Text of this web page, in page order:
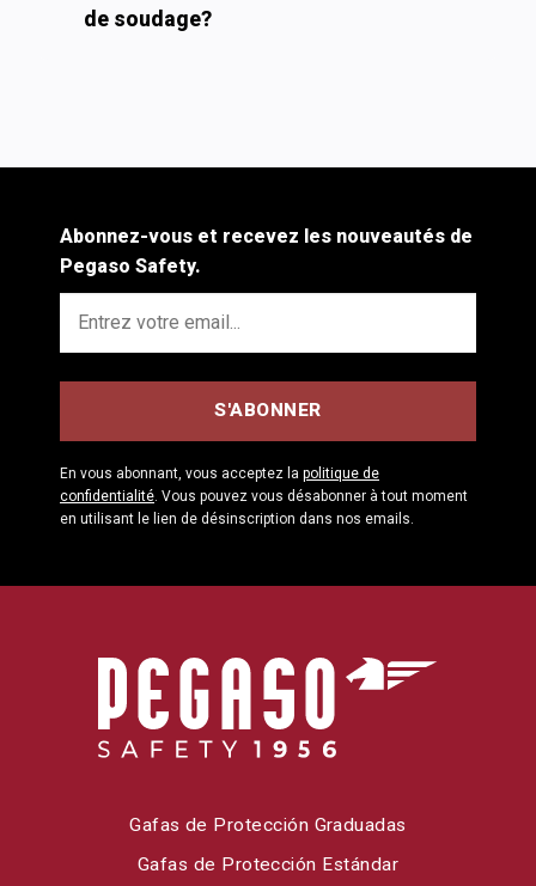
de soudage?
Abonnez-vous et recevez les nouveautés de
Pegaso Safety.
En vous abonnant, vous acceptez la politique de
confidentialité. Vous pouvez vous désabonner à tout moment
en utilisant le lien de désinscription dans nos emails.
Gafas de Protección Graduadas
Gafas de Protección Estándar